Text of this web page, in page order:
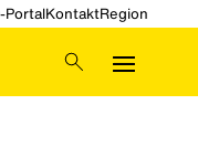
PortalKontaktRegion